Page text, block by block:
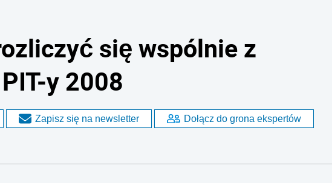
się wspólnie z
y 2008
Zapisz się na newsletter Dołącz do grona ekspertów